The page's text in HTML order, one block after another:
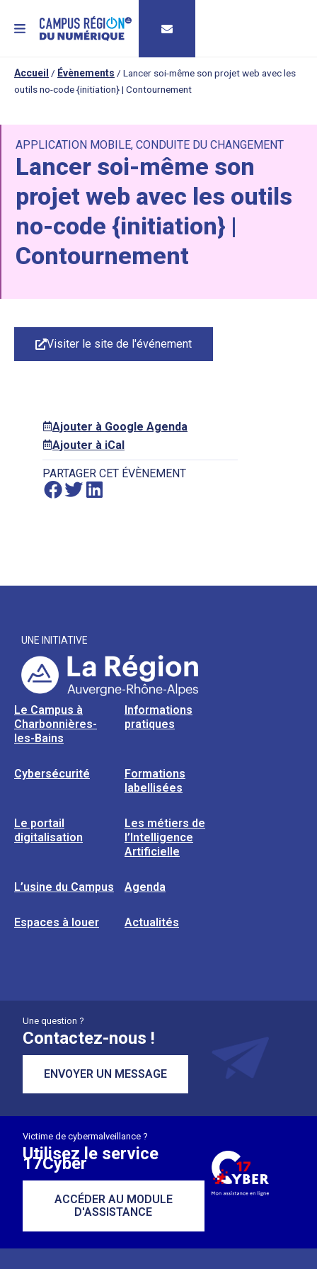
MENU
Accueil / Évènements / Lancer soi-même son projet web avec les
outils no-code {initiation} | Contournement
APPLICATION MOBILE, CONDUITE DU CHANGEMENT
Lancer soi-même son
projet web avec les outils
no-code {initiation} |
Contournement
Visiter le site de l'événement
Ajouter à Google Agenda
Ajouter à iCal
PARTAGER CET ÉVÈNEMENT
UNE INITIATIVE
Le Campus à
Charbonnières-
les-Bains
Informations
pratiques
Cybersécurité
Formations
labellisées
Le portail
digitalisation
Les métiers de
l’Intelligence
Artificielle
L’usine du Campus Agenda
Espaces à louer Actualités
Une question ?
Contactez-nous !
ENVOYER UN MESSAGE
Victime de cybermalveillance ?
Utilisez le service
17Cyber
ACCÉDER AU MODULE
D'ASSISTANCE